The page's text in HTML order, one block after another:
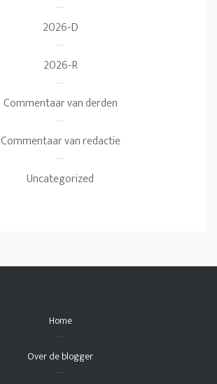
2026-D
2026-R
Commentaar van derden
Commentaar van redactie
Uncategorized
Home
Over de blogger